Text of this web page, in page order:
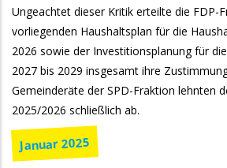
Ungeachtet dieser Kritik erteilte die FDP-
vorliegenden Haushaltsplan für die
2026 sowie der Investitionsplanung für
2027 bis 2029 insgesamt ihre
Gemeinderäte der SPD-Fraktion lehnten
2025/2026 schließlich ab.
Januar 2025